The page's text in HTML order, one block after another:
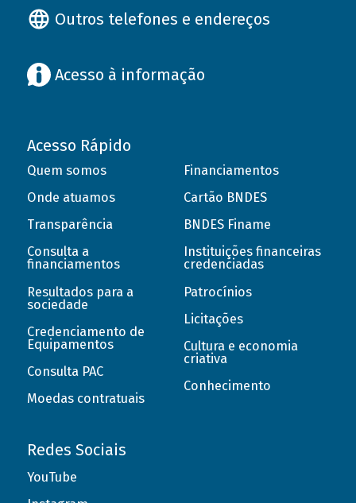
Outros telefones e endereços
Acesso à informação
Acesso Rápido
Quem somos
Onde atuamos
Transparência
Consulta a
financiamentos
Resultados para a
sociedade
Credenciamento de
Equipamentos
Consulta PAC
Moedas contratuais
Financiamentos
Cartão BNDES
BNDES Finame
Instituições financeiras
credenciadas
Patrocínios
Licitações
Cultura e economia
criativa
Conhecimento
Redes Sociais
YouTube